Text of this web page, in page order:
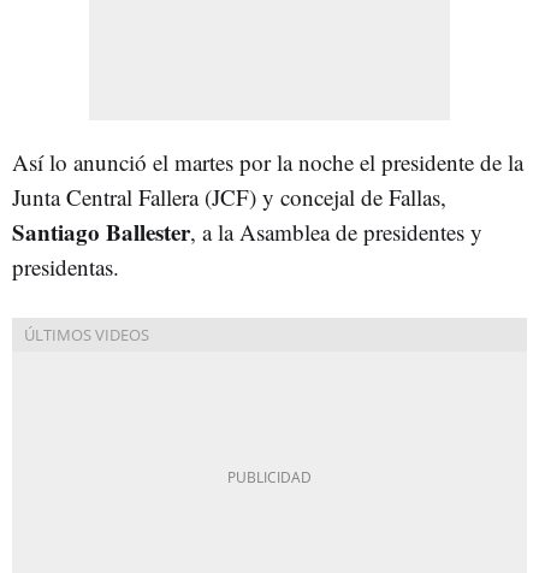
Así lo anunció el martes por la noche el presidente de la
Junta Central Fallera (JCF) y concejal de Fallas,
Santiago Ballester, a la Asamblea de presidentes y
presidentas.